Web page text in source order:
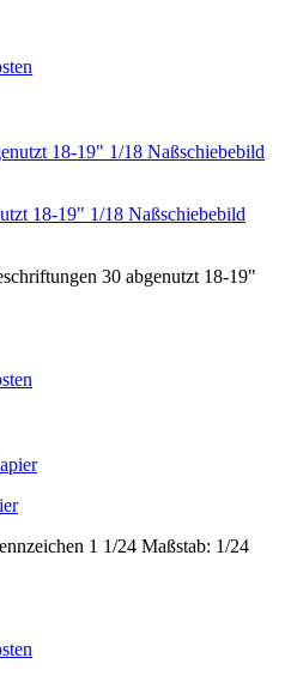
18-19" 1/18 Naßschiebebild
30 abgenutzt 18-19"
1 1/24 Maßstab: 1/24